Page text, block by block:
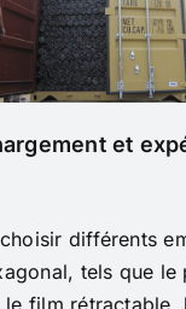
et
différents
tels que le